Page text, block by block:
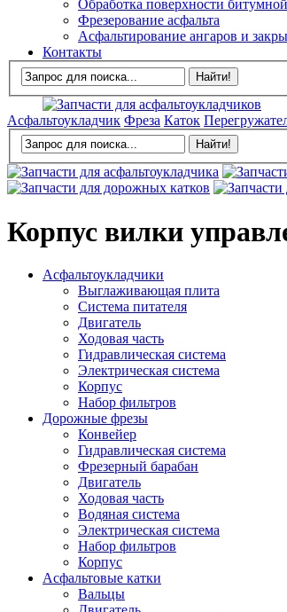
Обработка поверхности
Фрезерование асфальта
Асфальтирование ангаров и
Контакты
Асфальтоукладчик Фреза Каток
Корпус вилки
Асфальтоукладчики
Выглаживающая плита
Система питателя
Двигатель
Ходовая часть
Гидравлическая система
Электрическая система
Корпус
Набор фильтров
Дорожные фрезы
Конвейер
Гидравлическая система
Фрезерный барабан
Двигатель
Ходовая часть
Водяная система
Электрическая система
Набор фильтров
Корпус
Асфальтовые катки
Вальцы